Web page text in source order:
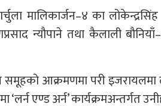
मालिकार्जन–४ का
न्यौपाने तथा कैलाली
आक्रमणमा परी इजरायलमा
‘लर्न एण्ड अर्न’ कार्यक्रमअन्तर्गत